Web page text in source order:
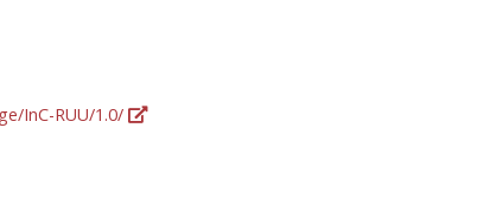
InC-RUU/1.0/